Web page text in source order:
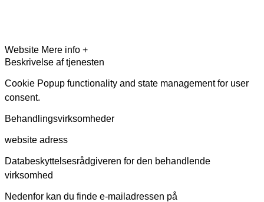
Website Mere info +
Beskrivelse af tjenesten
Cookie Popup functionality and state management for user
consent.
Behandlingsvirksomheder
website adress
Databeskyttelsesrådgiveren for den behandlende
virksomhed
Nedenfor kan du finde e-mailadressen på